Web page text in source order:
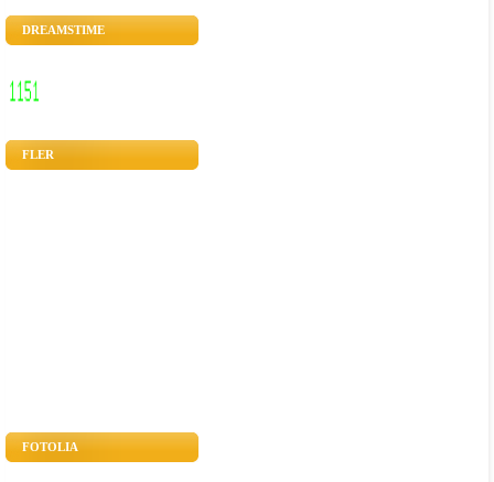
DREAMSTIME
FLER
FOTOLIA